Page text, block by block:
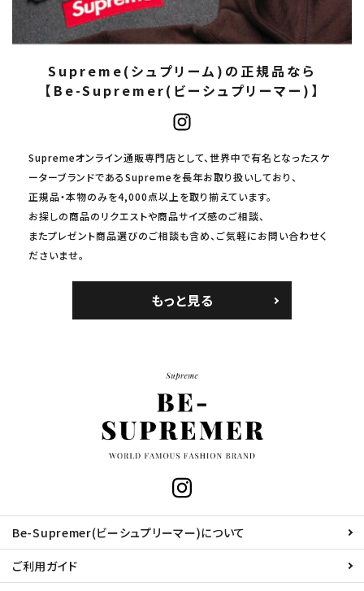
Supreme(シュプリーム)の正規品なら
【Be-Supremer(ビーシュプリーマー)】
Supremeオンライン通販専門店として、世界中で有名となったスケ
ーターブランドであるSupremeを長年お取り扱いしており、
正規品・本物のみを4,000点以上を取り揃えています。
お探しの商品のリクエストや商品サイズ感のご相談、
またプレゼント商品選びのご相談も含め、ご気軽にお問い合わせく
ださいませ。
もっと見る
Be-Supremer(ビーシュプリーマー)について
ご利用ガイド